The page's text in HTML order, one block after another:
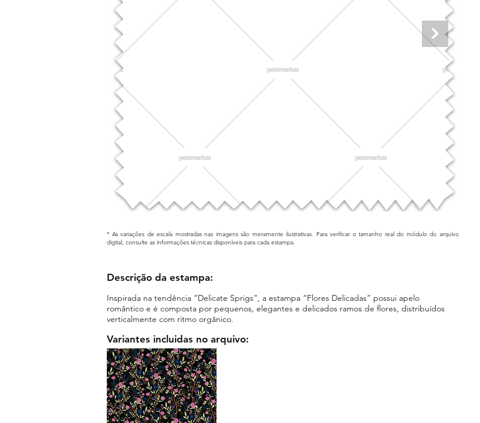
* As variações de escala mostradas nas imagens são meramente ilustrativas. Para verificar o tamanho real do módulo do arquivo
digital, consulte as informações técnicas disponíveis para cada estampa.
Descrição da estampa:
Inspirada na tendência “Delicate Sprigs”, a estampa “Flores Delicadas” possui apelo
romântico e é composta por pequenos, elegantes e delicados ramos de flores, distribuídos
verticalmente com ritmo orgânico.
Variantes incluidas no arquivo: